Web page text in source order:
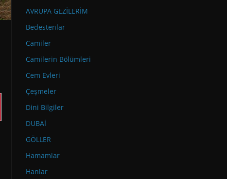
AVRUPA GEZİLERİM
Bedestenlar
Camiler
Camilerin Bölümleri
Cem Evleri
Çeşmeler
Dini Bilgiler
DUBAİ
GÖLLER
Hamamlar
Hanlar